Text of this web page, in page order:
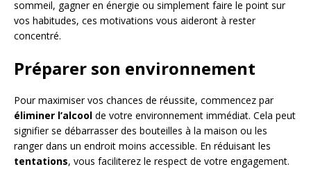
sommeil, gagner en énergie ou simplement faire le point sur
vos habitudes, ces motivations vous aideront à rester
concentré.
Préparer son environnement
Pour maximiser vos chances de réussite, commencez par
éliminer l’alcool de votre environnement immédiat. Cela peut
signifier se débarrasser des bouteilles à la maison ou les
ranger dans un endroit moins accessible. En réduisant les
tentations, vous faciliterez le respect de votre engagement.